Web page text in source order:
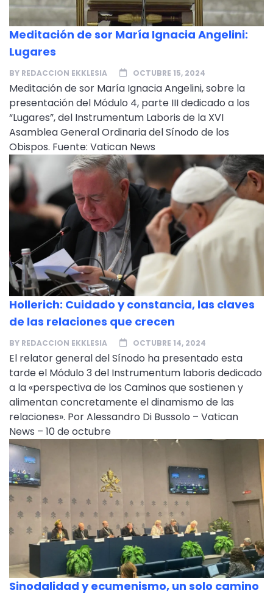
Meditación de sor María Ignacia Angelini:
Lugares
BY REDACCION EKKLESIA OCTUBRE 15, 2024
Meditación de sor María Ignacia Angelini, sobre la
presentación del Módulo 4, parte III dedicado a los
“Lugares”, del Instrumentum Laboris de la XVI
Asamblea General Ordinaria del Sínodo de los
Obispos. Fuente: Vatican News
Hollerich: Cuidado y constancia, las claves
de las relaciones que crecen
BY REDACCION EKKLESIA OCTUBRE 14, 2024
El relator general del Sínodo ha presentado esta
tarde el Módulo 3 del Instrumentum laboris dedicado
a la «perspectiva de los Caminos que sostienen y
alimentan concretamente el dinamismo de las
relaciones». Por Alessandro Di Bussolo – Vatican
News – 10 de octubre
Sinodalidad y ecumenismo, un solo camino